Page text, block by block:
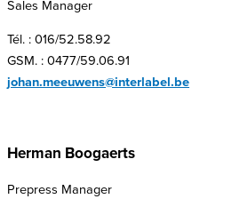
Sales Manager
Tél. : 016/52.58.92
GSM. : 0477/59.06.91
johan.meeuwens@interlabel.be
Herman Boogaerts
Prepress Manager